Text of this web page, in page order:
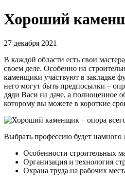
Хороший
27 декабря 2021
В каждой области есть свои
своем деле. Особенно на
каменщики участвуют в закладке
него могут быть предпосылки –
дяди Васи на даче, а полноценное
которому вы можете в короткие
Выбрать профессию будет намного
Особенности строительных
Организация и технология
Охрана труда на рабочих